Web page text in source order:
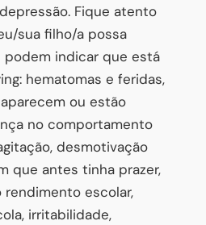
Fique atento
sua filho/a possa
indicar que está
hematomas e feridas,
ou estão
no comportamento
desmotivação
que antes tinha prazer,
escolar,
irritabilidade,